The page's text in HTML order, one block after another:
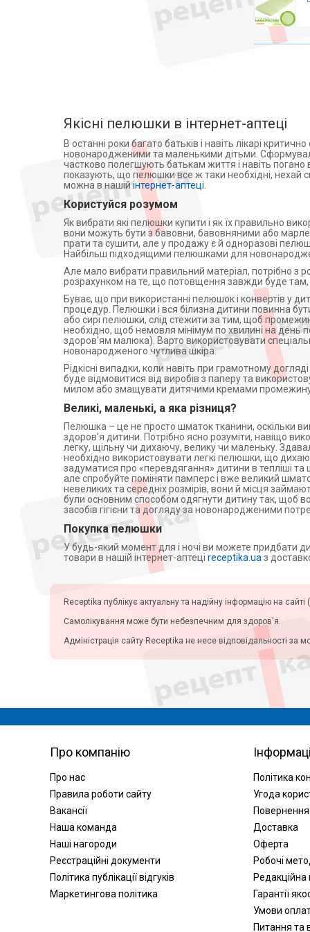
Алкотестери (алкометри)
Фізіотерапія
Апарати для електротерапії
Активатори води
Апарати для обличчя
Віброакустичні апарати
Партнерська програма
дозиметри
Стерилізація
Апатари Самоздрав
Центрифуги
Допплери
Аспіратори
Слухові апарати
Косметичні прилади
Пульсоксиметри
Іригатори
Офтальмологічні вироби
Якісні пелюшки в інтернет-аптеці
В останні роки багато батьків і навіть лікарі
новонародженими та маленькими дітьми.
частково полегшують батькам життя і навіть
показують, що пелюшки все ж таки необхідні, нехай
можна в нашійінтернет-аптеці
Користуйся розумом
Як вибрати які пелюшки купити і як їх правильно
вони можуть бути з бавовни, бавовняними або
прати та сушити, але у продажу є й одноразові
Найбільш підходящими пелюшками для
Але мало вибрати правильний матеріал, потрібно
розрахунком на те, що потовщення завжди буде там,
Буває, що при використанні пелюшок і конвертів у
процедур. Пелюшки і вся білизна дитини повинна
або сирі пелюшки, слід стежити за тим, щоб
необхідно, щоб немовля мінімум по хвилині на день
здоров'ям малюка). Варто використовувати
новонародженого чутлива шкіра.
Рідкісні випадки, коли навіть при грамотному
буде відмовитися від виробів з паперу та
милом або змащувати дитячими кремами промежину
Великі, маленькі, а яка різниця?
Пелюшка – це не просто шматок тканини, оскільки
здоров'я дитини. Потрібно ясно розуміти, навіщо
легку, щільну чи дихаючу, велику чи маленьку.
необхідно використовувати легкі пелюшки, що
задуматися про «перевдягання» дитини в тепліші
але спробуйте поміняти памперс і вже великий
невеликих та середніх розмірів, вони й місця
були основним способом одягнути дитину так, щоб
засобів гігієни та догляду за новонародженими
Покупка пелюшки
У будь-який момент для і ночі ви можете придбати
товари в нашій інтернет-аптеці receptika.ua з
Receptika публікує актуальну та надійну інформацію на
Самолікування може бути небезпечним для здоров'я.
Адміністрація сайту Receptika не несе відповідальності за
Про компанію
Про нас
Правила роботи сайту
Вакансії
Наша команда
Наші нагороди
Реєстраційні документи
Політика публікації відгуків
Маркетингова політика
Політика
Угода
Повернення
Доставка
Оферта
Робочі
Редакційна
Гарантії
Умови
Питання та